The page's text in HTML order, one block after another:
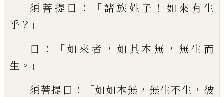
須菩 提曰 ：「諸族姓子 ！ 如來有生
乎 ？」
曰 ：「如來者 ， 如 其本無 ， 無生而
生 。」
須菩提曰 ：「如如本無 ， 無生不生 ， 彼